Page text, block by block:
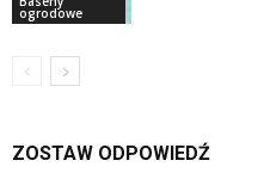
ogrodowe
ZOSTAW ODPOWIEDŹ